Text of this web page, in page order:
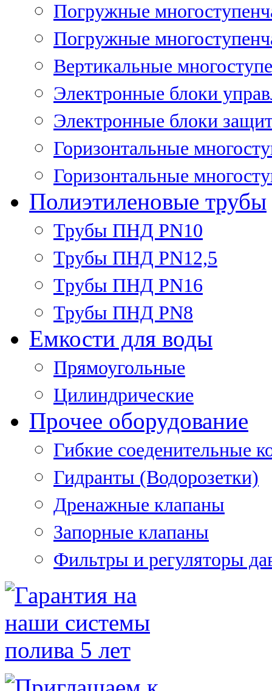
Погружные
Погружные
Вертикальные
Электронные блоки
Электронные блоки
Горизонтальные
Горизонтальные
Полиэтиленовые трубы
Трубы ПНД PN10
Трубы ПНД PN12,5
Трубы ПНД PN16
Трубы ПНД PN8
Емкости для воды
Прямоугольные
Цилиндрические
Прочее оборудование
Гибкие соеденительные
Гидранты (Водорозетки)
Дренажные клапаны
Запорные клапаны
Фильтры и регуляторы